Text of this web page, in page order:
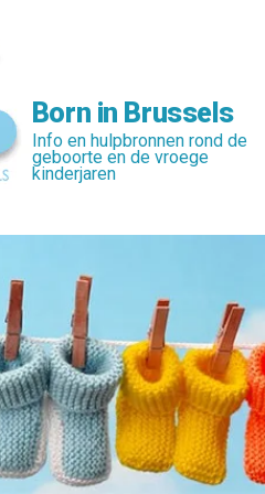
Born in Brussels
Info en hulpbronnen rond de
geboorte en de vroege
kinderjaren